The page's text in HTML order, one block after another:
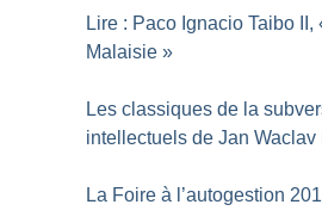
Lire : Paco Ignacio Taibo II,
Malaisie »
Les classiques de la
intellectuels de Jan Waclav
La Foire à l’autogestion